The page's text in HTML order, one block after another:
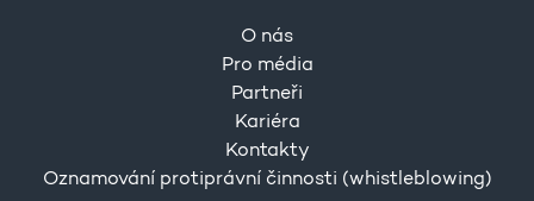
O nás
Pro média
Partneři
Kariéra
Kontakty
Oznamování protiprávní činnosti (whistleblowing)